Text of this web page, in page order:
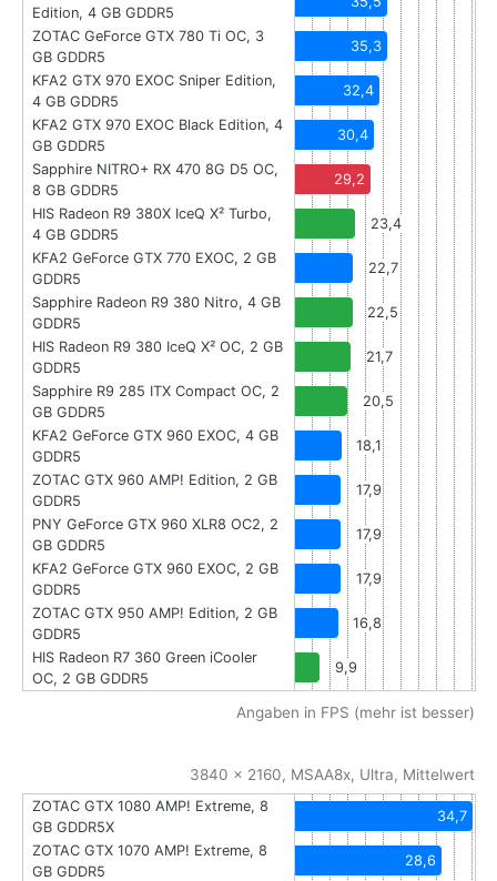
Edition, 4 GB GDDR5
ZOTAC GeForce GTX 780 Ti OC, 3
GB GDDR5
35,3
KFA2 GTX 970 EXOC Sniper Edition,
4 GB GDDR5
32,4
KFA2 GTX 970 EXOC Black Edition, 4
GB GDDR5
30,4
Sapphire NITRO+ RX 470 8G D5 OC,
8 GB GDDR5
29,2
HIS Radeon R9 380X IceQ X² Turbo,
4 GB GDDR5
23,4
KFA2 GeForce GTX 770 EXOC, 2 GB
GDDR5
22,7
Sapphire Radeon R9 380 Nitro, 4 GB
GDDR5
22,5
HIS Radeon R9 380 IceQ X² OC, 2 GB
GDDR5
21,7
Sapphire R9 285 ITX Compact OC, 2
GB GDDR5
20,5
KFA2 GeForce GTX 960 EXOC, 4 GB
GDDR5
18,1
ZOTAC GTX 960 AMP! Edition, 2 GB
GDDR5
17,9
PNY GeForce GTX 960 XLR8 OC2, 2
GB GDDR5
17,9
KFA2 GeForce GTX 960 EXOC, 2 GB
GDDR5
17,9
ZOTAC GTX 950 AMP! Edition, 2 GB
GDDR5
16,8
HIS Radeon R7 360 Green iCooler
OC, 2 GB GDDR5
9,9
Angaben in FPS (mehr ist besser)
3840 x 2160, MSAA8x, Ultra, Mittelwert
ZOTAC GTX 1080 AMP! Extreme, 8
GB GDDR5X
34,7
ZOTAC GTX 1070 AMP! Extreme, 8
GB GDDR5
28,6